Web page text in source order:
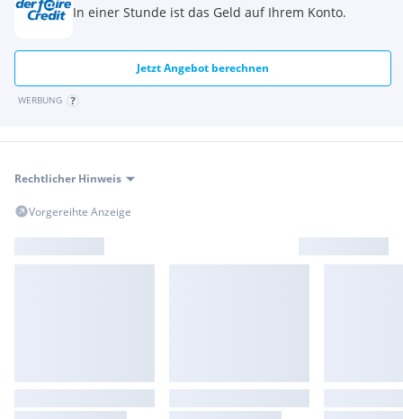
In einer Stunde ist das Geld auf Ihrem Konto.
Jetzt Angebot berechnen
WERBUNG
Rechtlicher Hinweis
Vorgereihte Anzeige